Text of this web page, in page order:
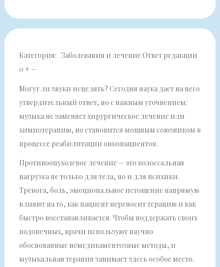
Категория: Заболевания и лечение Ответ редакции
0 + —
Могут ли звуки исцелять? Сегодня наука дает на него
утвердительный ответ, но с важным уточнением:
музыка не заменяет хирургическое лечение или
химиотерапию, но становится мощным союзником в
процессе реабилитации онкопациентов.
Противоопухолевое лечение — это колоссальная
нагрузка не только для тела, но и для психики.
Тревога, боль, эмоциональное истощение напрямую
влияют на то, как пациент переносит терапию и как
быстро восстанавливается. Чтобы поддержать своих
подопечных, врачи используют научно
обоснованные немедикаментозные методы, и
музыкальная терапия занимает здесь особое место.